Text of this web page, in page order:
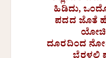
ಹಿಡಿದು,
ಪದದ ಜೊತೆ
ದೂರದಿಂದ